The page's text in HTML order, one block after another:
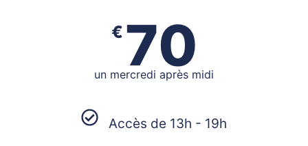
€ 70
un mercredi après midi
Accès de 13h - 19h